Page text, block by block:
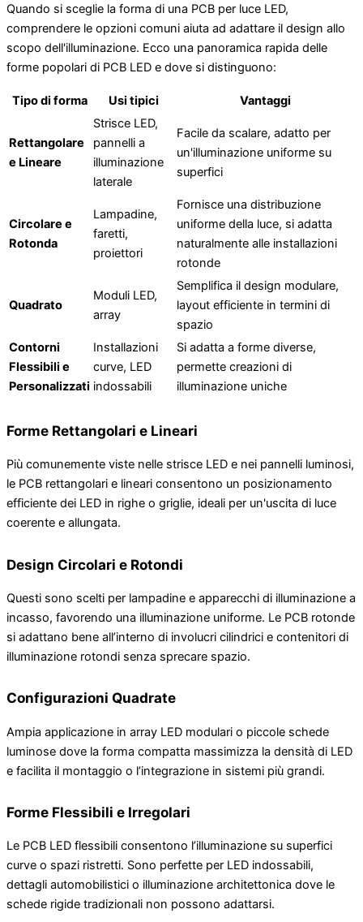
Quando si sceglie la forma di una PCB per luce LED,
comprendere le opzioni comuni aiuta ad adattare il design allo
scopo dell'illuminazione. Ecco una panoramica rapida delle
forme popolari di PCB LED e dove si distinguono:
Tipo di forma Usi tipici Vantaggi
Rettangolare
e Lineare
Strisce LED,
pannelli a
illuminazione
laterale
Facile da scalare, adatto per
un'illuminazione uniforme su
superfici
Circolare e
Rotonda
Lampadine,
faretti,
proiettori
Fornisce una distribuzione
uniforme della luce, si adatta
naturalmente alle installazioni
rotonde
Quadrato
Moduli LED,
array
Semplifica il design modulare,
layout efficiente in termini di
spazio
Contorni
Flessibili e
Personalizzati
Installazioni
curve, LED
indossabili
Si adatta a forme diverse,
permette creazioni di
illuminazione uniche
Forme Rettangolari e Lineari
Più comunemente viste nelle strisce LED e nei pannelli luminosi,
le PCB rettangolari e lineari consentono un posizionamento
efficiente dei LED in righe o griglie, ideali per un'uscita di luce
coerente e allungata.
Design Circolari e Rotondi
Questi sono scelti per lampadine e apparecchi di illuminazione a
incasso, favorendo una illuminazione uniforme. Le PCB rotonde
si adattano bene all’interno di involucri cilindrici e contenitori di
illuminazione rotondi senza sprecare spazio.
Configurazioni Quadrate
Ampia applicazione in array LED modulari o piccole schede
luminose dove la forma compatta massimizza la densità di LED
e facilita il montaggio o l’integrazione in sistemi più grandi.
Forme Flessibili e Irregolari
Le PCB LED flessibili consentono l’illuminazione su superfici
curve o spazi ristretti. Sono perfette per LED indossabili,
dettagli automobilistici o illuminazione architettonica dove le
schede rigide tradizionali non possono adattarsi.